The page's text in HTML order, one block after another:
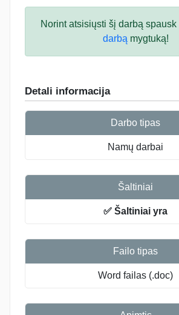
Norint atsisiųsti šį darbą spausk
darbą mygtuką!
Detali informacija
Darbo tipas
Namų darbai
Šaltiniai
✅ Šaltiniai yra
Failo tipas
Word failas (.doc)